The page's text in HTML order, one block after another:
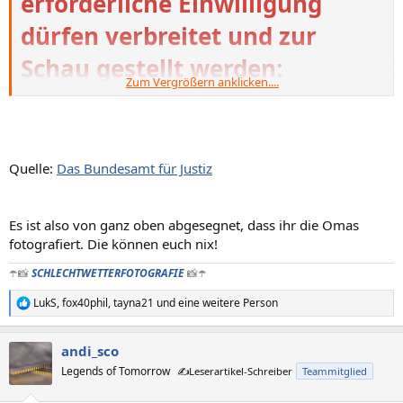
Abgebildeten.
dürfen verbreitet und zur
Schau gestellt werden:
1.
3.
4.
Bildnisse, die nicht auf Bestellung
angefertigt sind, sofern die
Verbreitung oder Schaustellung
einem höheren Interesse der Kunst
dient.
Zum Vergrößern anklicken....
Quelle: Das Bundesamt für Justiz
Es ist also von ganz oben abgesegnet, dass ihr die Omas
fotografiert. Die können euch nix!
☂️📸SCHLECHTWETTERFOTOGRAFIE📸☂️
R
e
t
i
LukS,fox40phil,tayna21 und eine weitere Person
andi_sco
Legends of Tomorrow ✍️Leserartikel-Schreiber Teammitglied